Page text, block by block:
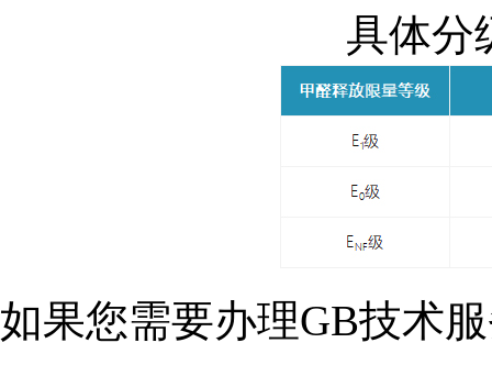
具体分
如果您需要办理GB技术